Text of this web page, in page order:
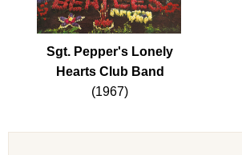
Sgt. Pepper's Lonely
Hearts Club Band
(1967)